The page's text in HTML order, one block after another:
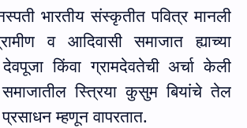
भारतीय संस्कृतीत पवित्र मानली
व आदिवासी समाजात ह्याच्या
किंवा ग्रामदेवतेची अर्चा केली
स्त्रिया कुसुम बियांचे तेल
प्रसाधन म्हणून वापरतात.